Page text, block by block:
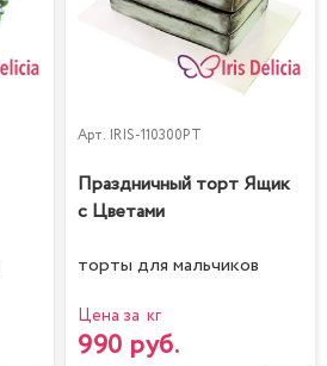
Арт. IRIS-110300PT
Праздничный торт Ящик
с Цветами
торты для мальчиков
Цена за кг
990 руб.